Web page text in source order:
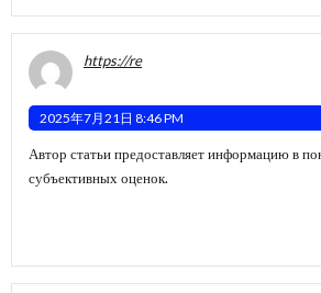
https://re
2025年7月21日 8:46 PM
Автор статьи предоставляет информацию в
субъективных оценок.